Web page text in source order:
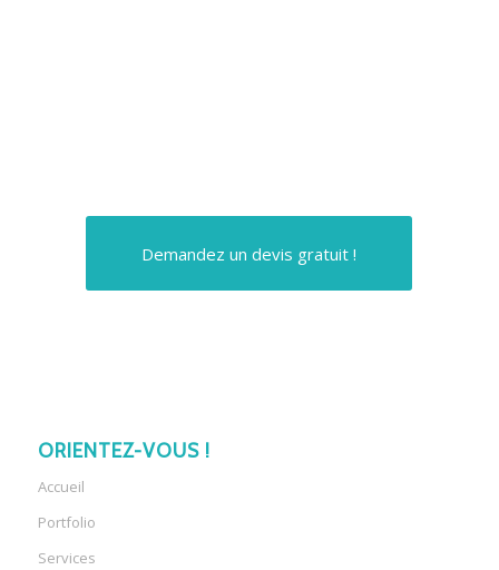
Demandez un devis gratuit !
ORIENTEZ-VOUS !
Accueil
Portfolio
Services